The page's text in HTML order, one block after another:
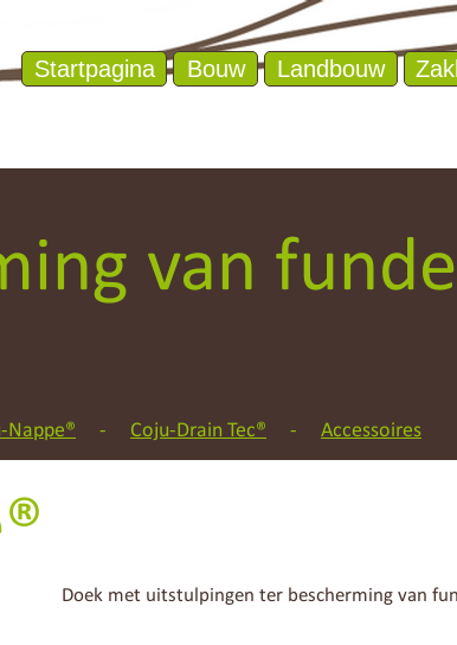
Startpagina Bouw Landbouw
van
Nappe® - Coju-Drain Tec® - Accessoires
Doek met uitstulpingen ter bescherming van
®